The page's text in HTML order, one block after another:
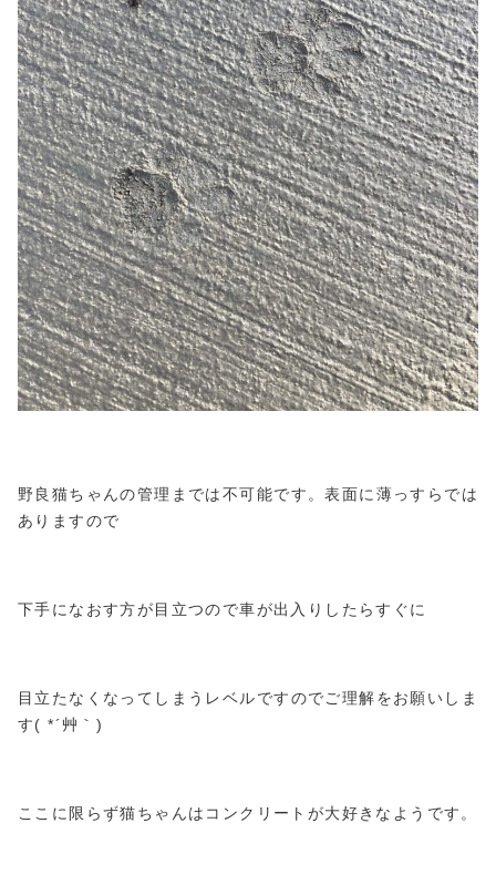
野良猫ちゃんの管理までは不可能です。表面に薄っすらでは
ありますので
下手になおす方が目立つので車が出入りしたらすぐに
目立たなくなってしまうレベルですのでご理解をお願いしま
す( *´艸｀)
ここに限らず猫ちゃんはコンクリートが大好きなようです。